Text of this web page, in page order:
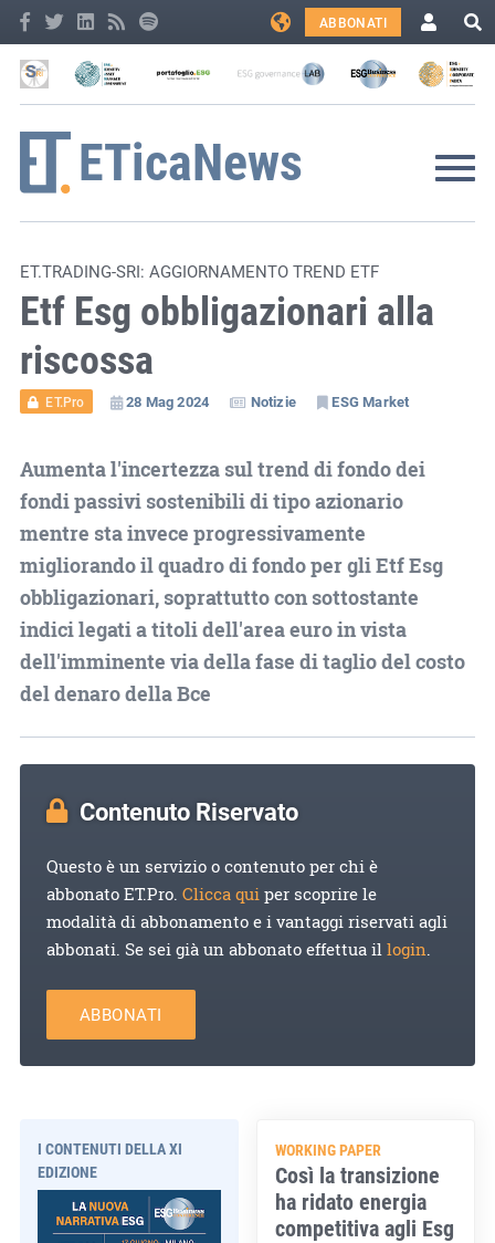
ABBONATI
ET.TRADING-SRI: AGGIORNAMENTO TREND ETF
Etf Esg obbligazionari alla
riscossa
ET.Pro 28 Mag 2024 Notizie ESG Market
Aumenta l'incertezza sul trend di fondo dei
fondi passivi sostenibili di tipo azionario
mentre sta invece progressivamente
migliorando il quadro di fondo per gli Etf Esg
obbligazionari, soprattutto con sottostante
indici legati a titoli dell'area euro in vista
dell'imminente via della fase di taglio del costo
del denaro della Bce
Contenuto Riservato
Questo è un servizio o contenuto per chi è
abbonato ET.Pro. Clicca quiper scoprire le
modalità di abbonamento e i vantaggi riservati agli
abbonati. Se sei già un abbonato effettua illogin.
ABBONATI
I CONTENUTI DELLA XI
EDIZIONE
WORKING PAPER
Così la transizione
ha ridato energia
competitiva agli Esg